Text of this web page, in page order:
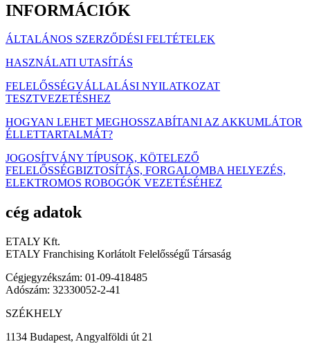
INFORMÁCIÓK
ÁLTALÁNOS SZERZŐDÉSI FELTÉTELEK
HASZNÁLATI UTASÍTÁS
FELELŐSSÉGVÁLLALÁSI NYILATKOZAT
TESZTVEZETÉSHEZ
HOGYAN LEHET MEGHOSSZABÍTANI AZ AKKUMLÁTOR
ÉLLETTARTALMÁT?
JOGOSÍTVÁNY TÍPUSOK, KÖTELEZŐ
FELELŐSSÉGBIZTOSÍTÁS, FORGALOMBA HELYEZÉS,
ELEKTROMOS ROBOGÓK VEZETÉSÉHEZ
cég adatok
ETALY Kft.
ETALY Franchising Korlátolt Felelősségű Társaság
Cégjegyzékszám: 01-09-418485
Adószám: 32330052-2-41
SZÉKHELY
1134 Budapest, Angyalföldi út 21